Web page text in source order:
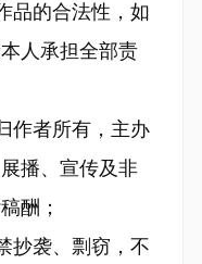
品的合法性，如
人承担全部责
作者所有，主办
播、宣传及非
酬；
抄袭、剽窃，不